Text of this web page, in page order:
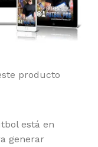
producto
está en
generar